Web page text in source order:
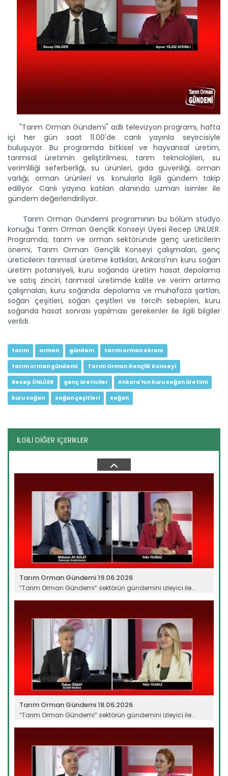
"Tarım Orman Gündemi" adlı televizyon programı, hafta
içi her gün saat 11.00'de canlı yayınla seyircisiyle
buluşuyor. Bu programda bitkisel ve hayvansal üretim,
tarımsal üretimin geliştirilmesi, tarım teknolojileri, su
verimliliği seferberliği, su ürünleri, gıda güvenliği, orman
varlığı, orman ürünleri vs. konularla ilgili gündem takip
ediliyor. Canlı yayına katılan alanında uzman isimler ile
gündem değerlendiriliyor.
Tarım Orman Gündemi programının bu bölüm stüdyo
konuğu Tarım Orman Gençlik Konseyi Üyesi Recep ÜNLÜER.
Programda; tarım ve orman sektöründe genç üreticilerin
önemi, Tarım Orman Gençlik Konseyi çalışmaları, genç
üreticilerin tarımsal üretime katkıları, Ankara'nın kuru soğan
üretim potansiyeli, kuru soğanda üretim hasat depolama
ve satış zinciri, tarımsal üretimde kalite ve verim artırma
çalışmaları, kuru soğanda depolama ve muhafaza şartları,
soğan çeşitleri, soğan çeşitleri ve tercih sebepleri, kuru
soğanda hasat sonrası yapılması gerekenler ile ilgili bilgiler
verildi.
tarım orman gündem tarım orman ekranı
tarım orman gündemi Tarım Orman Gençlik Konseyi
Recep ÜNLÜER genç üreticiler Ankara'nın kuru soğan üretimi
kuru soğan soğan çeşitleri soğan
İLGİLİ DİĞER İÇERİKLER
Tarım Orman Gündemi 12.06.2026
Devamını Oku ->
Tarım Orman Gündemi 11.06.2026
Devamını Oku ->
Tarım Orman Gündemi 10.06.2026
“Tarım Orman Gündemi” sektörün gündemini izleyici ile...
Devamını Oku ->
Tarım Orman Gündemi 19.06.2026
“Tarım Orman Gündemi” sektörün gündemini izleyici ile...
Devamını Oku ->
Tarım Orman Gündemi 18.06.2026
“Tarım Orman Gündemi” sektörün gündemini izleyici ile...
Devamını Oku ->